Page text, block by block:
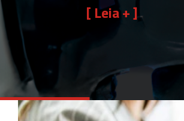
[ Leia + ]